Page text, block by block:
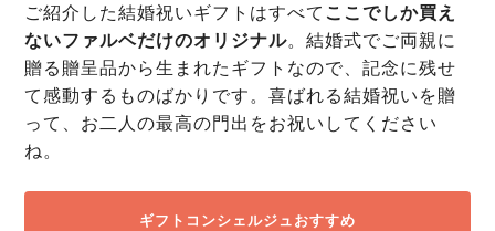
ご紹介した結婚祝いギフトはすべて ここでしか買え
ないファルベだけのオリジナル。結婚式でご両親に
贈る贈呈品から生まれたギフトなので、記念に残せ
て感動するものばかりです。喜ばれる結婚祝いを贈
って、お二人の最高の門出をお祝いしてください
ね。
ギフトコンシェルジュおすすめ